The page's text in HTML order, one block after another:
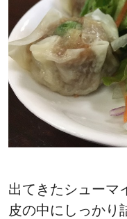
出てきたシューマ
皮の中にしっかり